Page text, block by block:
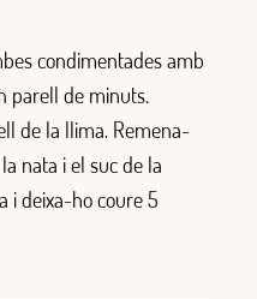
condimentades amb
parell de minuts.
de la llima. Remena-
nata i el suc de la
i deixa-ho coure 5